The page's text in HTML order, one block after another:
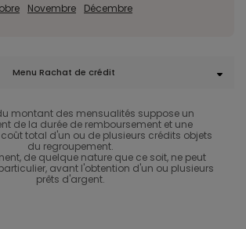
Novembre Décembre
Menu Rachat de crédit
montant des mensualités suppose un
de la durée de remboursement et une
total d'un ou de plusieurs crédits objets
du regroupement.
de quelque nature que ce soit, ne peut
avant l'obtention d'un ou plusieurs
prêts d'argent.